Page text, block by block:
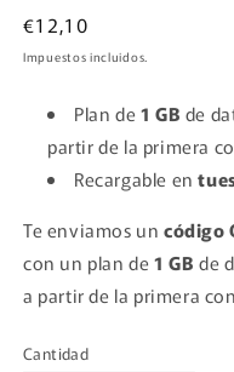
Precio
habitual
€12,10
Impuestos incluidos.
Plan de 1 GB de
partir de la primera
Recargable en
Te enviamos un código
con un plan de 1 GB de
a partir de la primera
Cantidad
Cantidad